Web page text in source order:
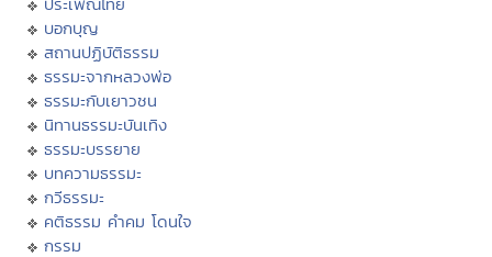
บอกบุญ
สถานปฏิบัติธรรม
ธรรมะจากหลวงพ่อ
ธรรมะกับเยาวชน
นิทานธรรมะบันเทิง
ธรรมะบรรยาย
บทความธรรมะ
กวีธรรมะ
คติธรรม คำคม โดนใจ
กรรม